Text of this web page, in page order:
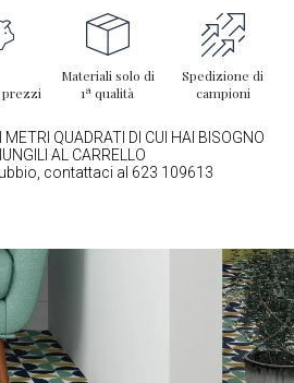
Materiali solo di
1ª qualità
Spedizione di
campioni
METRI QUADRATI DI CUI HAI BISOGNO
AL CARRELLO
contattaci al 623 109613